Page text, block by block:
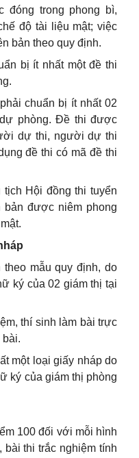
đóng trong phong bì,
độ tài liệu mật; việc
bản theo quy định.
bị ít nhất một đề thi
chuẩn bị ít nhất 02
phòng. Đề thi được
dự thi, người dự thi
đề thi có mã đề thi
Hội đồng thi tuyển
được niêm phong
mẫu quy định, do
ký của 02 giám thị tại
thí sinh làm bài trực
bài.
một loại giấy nháp do
ký của giám thị phòng
100 đối với mỗi hình
thi trắc nghiệm tính